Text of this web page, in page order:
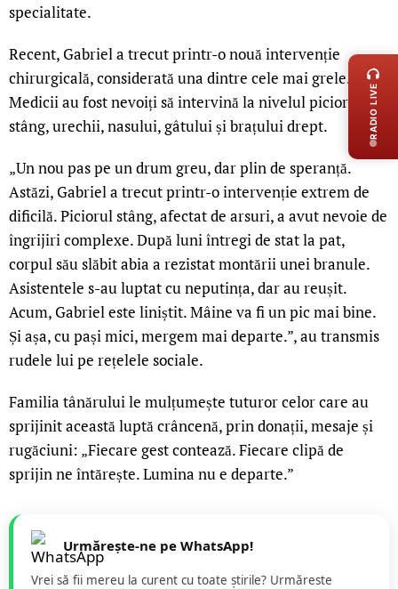
specialitate.
Recent, Gabriel a trecut printr-o nouă intervenție
chirurgicală, considerată una dintre cele mai grele.
Medicii au fost nevoiți să intervină la nivelul piciorului
stâng, urechii, nasului, gâtului și brațului drept.
„Un nou pas pe un drum greu, dar plin de speranță.
Astăzi, Gabriel a trecut printr-o intervenție extrem de
dificilă. Piciorul stâng, afectat de arsuri, a avut nevoie de
îngrijiri complexe. După luni întregi de stat la pat,
corpul său slăbit abia a rezistat montării unei branule.
Asistentele s-au luptat cu neputința, dar au reușit.
Acum, Gabriel este liniștit. Mâine va fi un pic mai bine.
Și așa, cu pași mici, mergem mai departe.”, au transmis
rudele lui pe rețelele sociale.
Familia tânărului le mulțumește tuturor celor care au
sprijinit această luptă crâncenă, prin donații, mesaje și
rugăciuni: „Fiecare gest contează. Fiecare clipă de
sprijin ne întărește. Lumina nu e departe.”
Urmărește-ne pe WhatsApp!
Vrei să fii mereu la curent cu toate știrile? Urmăreste
RADIO LIVE